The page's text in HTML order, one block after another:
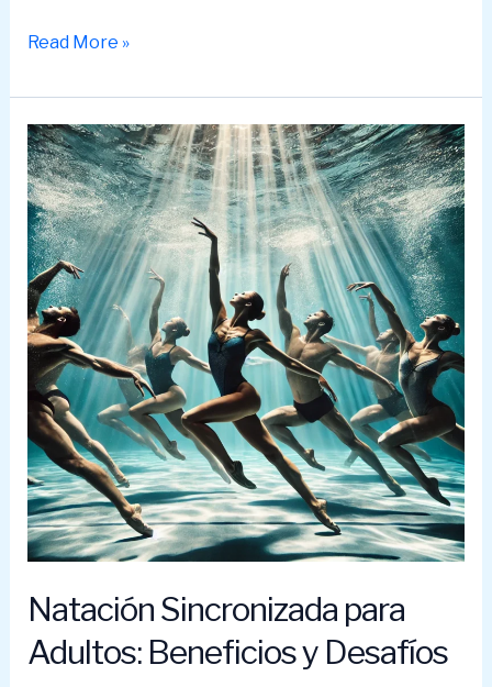
Cómo
tus
primeras
notas
en
el
piano:
Lo
que
la
natación
puede
enseñarte
Read More »
Natación Sincronizada para
Adultos: Beneficios y Desafíos